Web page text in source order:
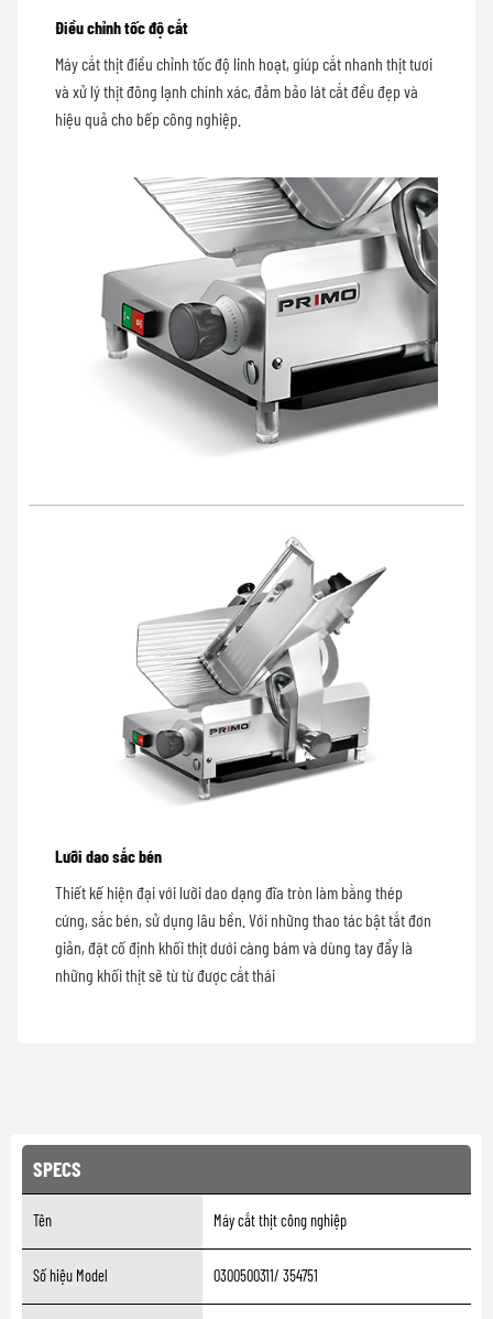
Điều chỉnh tốc độ cắt
Máy cắt thịt điều chỉnh tốc độ linh hoạt, giúp cắt nhanh thịt tươi
và xử lý thịt đông lạnh chính xác, đảm bảo lát cắt đều đẹp và
hiệu quả cho bếp công nghiệp.
Lưỡi dao sắc bén
Thiết kế hiện đại với lưỡi dao dạng đĩa tròn làm bằng thép
cứng, sắc bén, sử dụng lâu bền. Với những thao tác bật tắt đơn
giản, đặt cố định khối thịt dưới càng bám và dùng tay đẩy là
những khối thịt sẽ từ từ được cắt thái
SPECS
Tên Máy cắt thịt công nghiệp
Số hiệu Model 0300500311/ 354751